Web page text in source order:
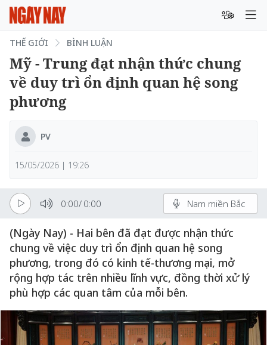
THẾ GIỚI BÌNH LUẬN
Mỹ - Trung đạt nhận thức chung
về duy trì ổn định quan hệ song
phương
PV
15/05/2026 | 19:26
0:00/ 0:00 Nam miền Bắc
(Ngày Nay) - Hai bên đã đạt được nhận thức
chung về việc duy trì ổn định quan hệ song
phương, trong đó có kinh tế-thương mại, mở
rộng hợp tác trên nhiều lĩnh vực, đồng thời xử lý
phù hợp các quan tâm của mỗi bên.